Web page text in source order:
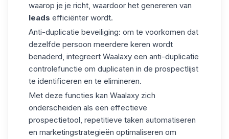
waarop je je richt, waardoor het genereren van
leads efficiënter wordt.
Anti-duplicatie beveiliging: om te voorkomen dat
dezelfde persoon meerdere keren wordt
benaderd, integreert Waalaxy een anti-duplicatie
controlefunctie om duplicaten in de prospectlijst
te identificeren en te elimineren.
Met deze functies kan Waalaxy zich
onderscheiden als een effectieve
prospectietool, repetitieve taken automatiseren
en marketingstrategieën optimaliseren om